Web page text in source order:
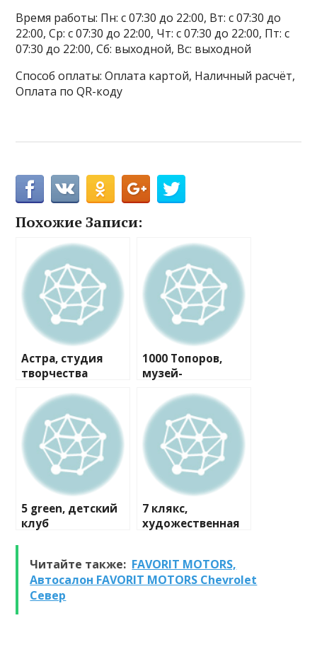
Время работы: Пн: с 07:30 до 22:00, Вт: с 07:30 до
22:00, Ср: с 07:30 до 22:00, Чт: с 07:30 до 22:00, Пт: с
07:30 до 22:00, Сб: выходной, Вс: выходной
Способ оплаты: Оплата картой, Наличный расчёт,
Оплата по QR-коду
Похожие Записи:
Астра, студия
творчества
1000 Топоров,
музей-
5 green, детский
клуб
7 клякс,
художественная
Читайте также: FAVORIT MOTORS,
Автосалон FAVORIT MOTORS Chevrolet
Север